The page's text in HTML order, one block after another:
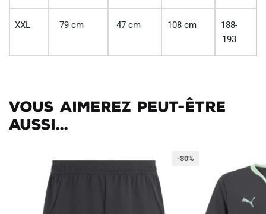
XXL 79 cm 47 cm 108 cm
188-
193
Vous aimerez peut-être
aussi...
-30%